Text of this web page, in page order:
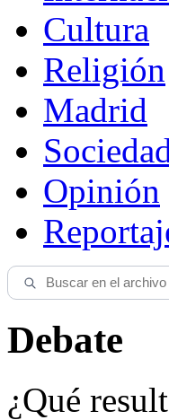
Cultura
Religión
Madrid
Opinión
Debate
¿Qué